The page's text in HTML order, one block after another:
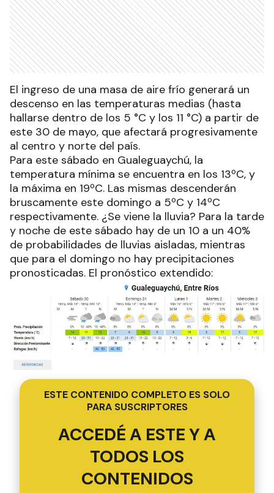
El ingreso de una masa de aire frío generará un
descenso en las temperaturas medias (hasta
hallarse dentro de los 5 °C y los 11 °C) a partir de
este 30 de mayo, que afectará progresivamente
al centro y norte del país.
Para este sábado en Gualeguaychú, la
temperatura mínima se encuentra en los 13ºC, y
la máxima en 19ºC. Las mismas descenderán
bruscamente este domingo a 5ºC y 14ºC
respectivamente. ¿Se viene la lluvia? Para la tarde
y noche de este sábado hay de un 10 a un 40%
de probabilidades de lluvias aisladas, mientras
que para el domingo no hay precipitaciones
pronosticadas. El pronóstico extendido:
ESTE CONTENIDO COMPLETO ES SOLO
PARA SUSCRIPTORES
ACCEDÉ A ESTE Y A
TODOS LOS
CONTENIDOS